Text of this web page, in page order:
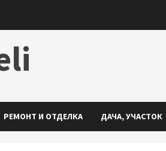
РЕМОНТ И ОТДЕЛКА ДАЧА, УЧАСТОК